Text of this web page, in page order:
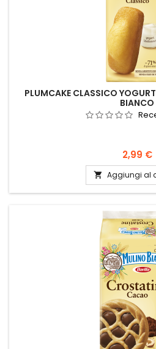
PLUMCAKE CLASSICO
BIANCO
Prezzo
2,99 €
 Aggiungi al